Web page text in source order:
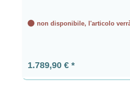
non disponibile, l'articolo
Prezzo normale:
1.789,90 €